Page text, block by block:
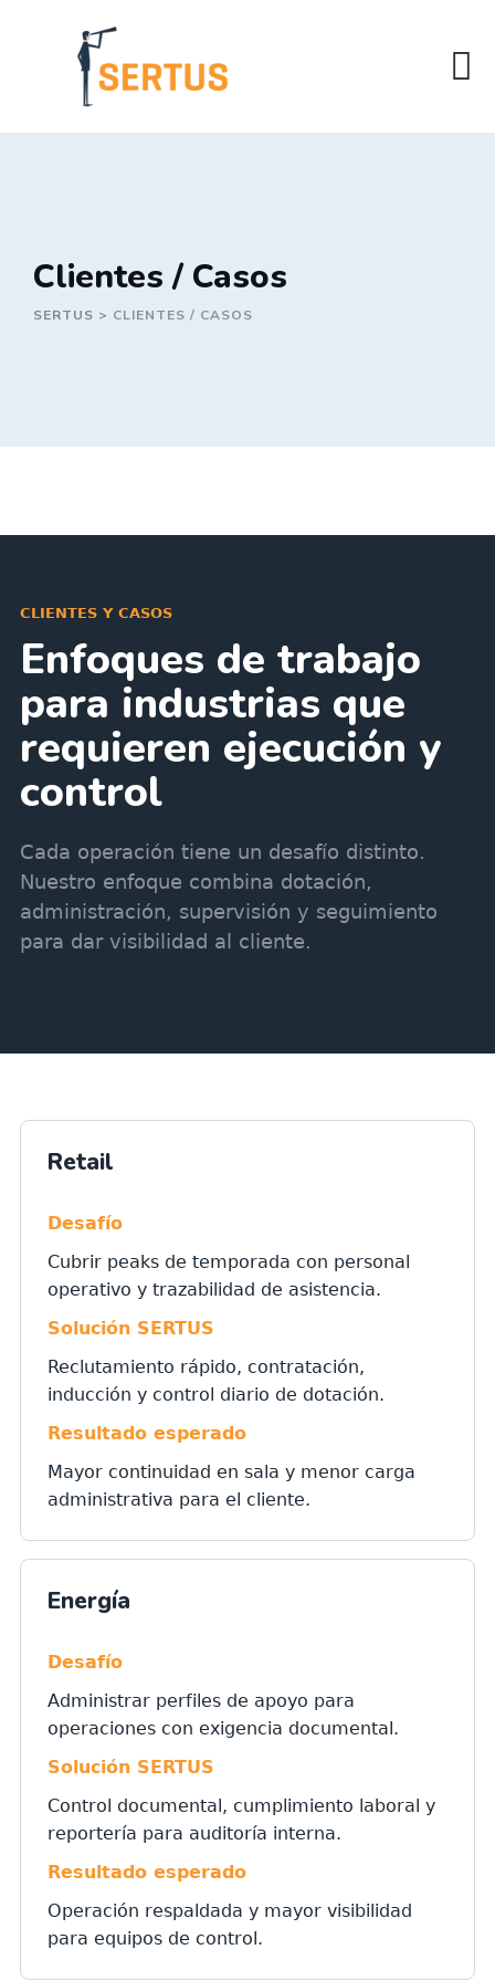
Clientes / Casos
SERTUS > CLIENTES / CASOS
CLIENTES Y CASOS
Enfoques de trabajo
para industrias que
requieren ejecución y
control
Cada operación tiene un desafío distinto.
Nuestro enfoque combina dotación,
administración, supervisión y seguimiento
para dar visibilidad al cliente.
Retail
Desafío
Cubrir peaks de temporada con personal
operativo y trazabilidad de asistencia.
Solución SERTUS
Reclutamiento rápido, contratación,
inducción y control diario de dotación.
Resultado esperado
Mayor continuidad en sala y menor carga
administrativa para el cliente.
Energía
Desafío
Administrar perfiles de apoyo para
operaciones con exigencia documental.
Solución SERTUS
Control documental, cumplimiento laboral y
reportería para auditoría interna.
Resultado esperado
Operación respaldada y mayor visibilidad
para equipos de control.